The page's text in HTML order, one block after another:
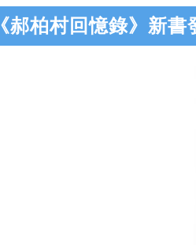
《郝柏村回憶錄》新